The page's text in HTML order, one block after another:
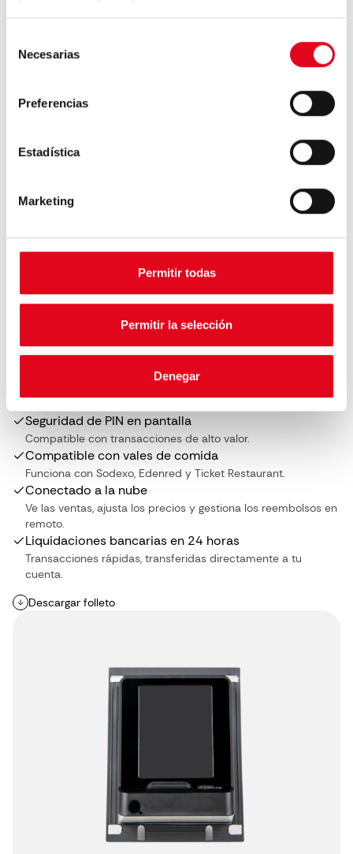
Necesarias
Preferencias
Estadística
Marketing
Permitir todas
Permitir la selección
Denegar
Ingenico Self2000
Un terminal de pago certificado diseñado para
operadores de máquinas expendedoras en Francia,
con PIN y vales de comida.
Acepta todos los métodos de pago
Sin contacto, chip, PIN y monederos móviles (Apple Pay,
Seguridad de PIN en pantalla
Compatible con transacciones de alto valor.
Compatible con vales de comida
Funciona con Sodexo, Edenred y Ticket Restaurant.
Conectado a la nube
Ve las ventas, ajusta los precios y gestiona los reembolsos en
remoto.
Liquidaciones bancarias en 24 horas
Transacciones rápidas, transferidas directamente a tu
cuenta.
Descargar folleto